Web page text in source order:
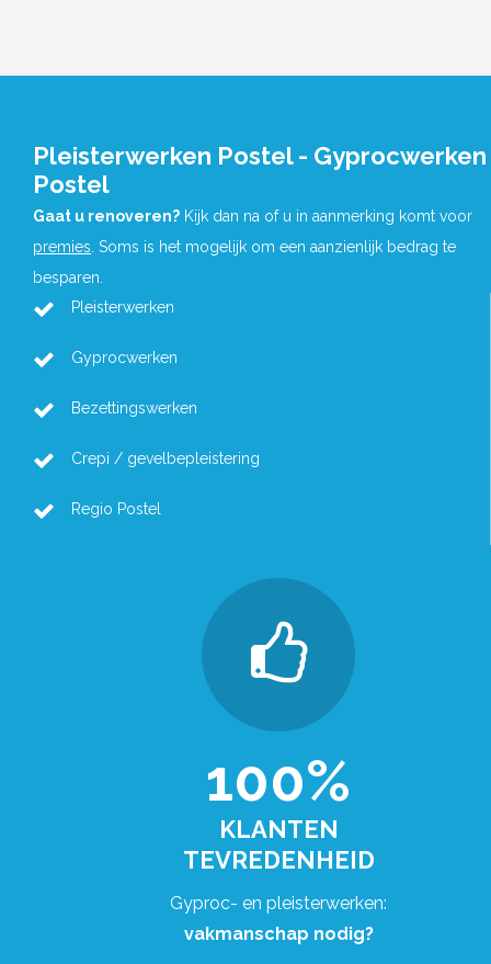
Pleisterwerken Postel - Gyprocwerken
Postel
Gaat u renoveren? Kijk dan na of u in aanmerking komt voor
premies. Soms is het mogelijk om een aanzienlijk bedrag te
besparen.
Pleisterwerken
Gyprocwerken
Bezettingswerken
Crepi / gevelbepleistering
Regio Postel
100%
KLANTEN
TEVREDENHEID
Gyproc- en pleisterwerken:
vakmanschap nodig?